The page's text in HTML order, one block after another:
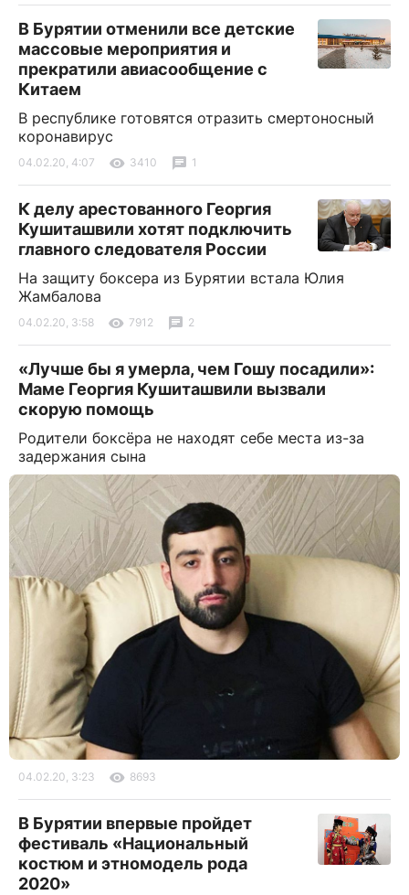
В Бурятии отменили все детские
массовые мероприятия и
прекратили авиасообщение с
Китаем
В республике готовятся отразить смертоносный
коронавирус
04.02.20, 4:07 3410 1
К делу арестованного Георгия
Кушиташвили хотят подключить
главного следователя России
На защиту боксера из Бурятии встала Юлия
Жамбалова
04.02.20, 3:58 7912 2
«Лучше бы я умерла, чем Гошу посадили»:
Маме Георгия Кушиташвили вызвали
скорую помощь
Родители боксёра не находят себе места из-за
задержания сына
04.02.20, 3:23 8693
В Бурятии впервые пройдет
фестиваль «Национальный
костюм и этномодель рода
2020»